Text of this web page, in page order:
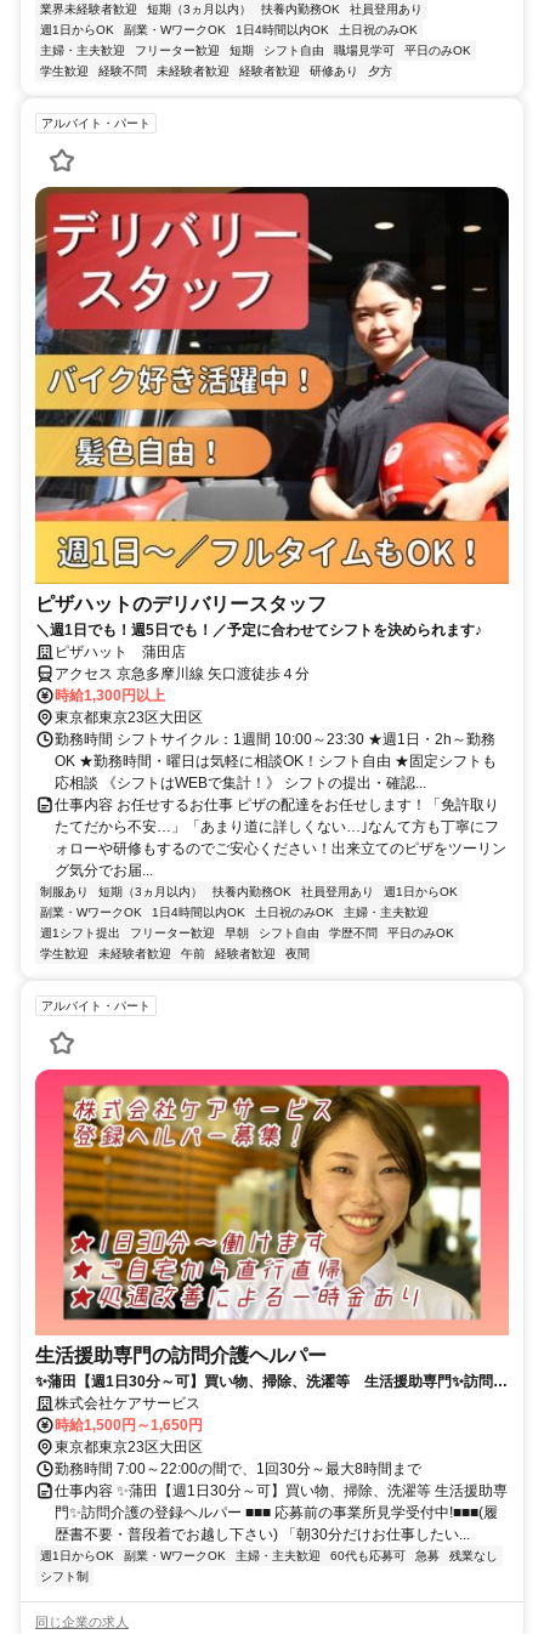
業界未経験者歓迎 短期（3ヵ月以内） 扶養内勤務OK
社員登用あり
週1日からOK
副業・WワークOK 1日4時間以内OK
土日祝のみOK
主婦・主夫歓迎
フリーター歓迎 短期 シフト自由 職場見学可
平日のみOK
学生歓迎
経験不問 未経験者歓迎 経験者歓迎 研修あり 夕方
アルバイト・パート
ピザハットのデリバリースタッフ
＼週1日でも！週5日でも！／予定に合わせてシフトを決められます♪
ピザハット 蒲田店
アクセス 京急多摩川線 矢口渡徒歩４分
時給1,300円以上
東京都東京23区大田区
勤務時間 シフトサイクル：1週間 10:00～23:30 ★週1日・2h～勤務
OK ★勤務時間・曜日は気軽に相談OK！シフト自由 ★固定シフトも
応相談 《シフトはWEBで集計！》 シフトの提出・確認...
仕事内容 お任せするお仕事 ピザの配達をお任せします！「免許取り
たてだから不安…」「あまり道に詳しくない…｣なんて方も丁寧にフ
ォローや研修もするのでご安心ください！出来立てのピザをツーリン
グ気分でお届...
制服あり 短期（3ヵ月以内） 扶養内勤務OK 社員登用あり
週1日からOK
副業・WワークOK
1日4時間以内OK 土日祝のみOK
主婦・主夫歓迎
週1シフト提出
フリーター歓迎 早朝 シフト自由 学歴不問
平日のみOK
学生歓迎
未経験者歓迎 午前 経験者歓迎 夜間
アルバイト・パート
生活援助専門の訪問介護ヘルパー
✨蒲田【週1日30分～可】買い物、掃除、洗濯等 生活援助専門✨訪問介
護の登録ヘルパー
株式会社ケアサービス
時給1,500円～1,650円
東京都東京23区大田区
勤務時間 7:00～22:00の間で、1回30分～最大8時間まで
仕事内容 ✨蒲田【週1日30分～可】買い物、掃除、洗濯等 生活援助専
門✨訪問介護の登録ヘルパー ■■■ 応募前の事業所見学受付中!■■■(履
歴書不要・普段着でお越し下さい) 「朝30分だけお仕事したい...
週1日からOK 副業・WワークOK 主婦・主夫歓迎 60代も応募可 急募
残業なし
シフト制
同じ企業の求人